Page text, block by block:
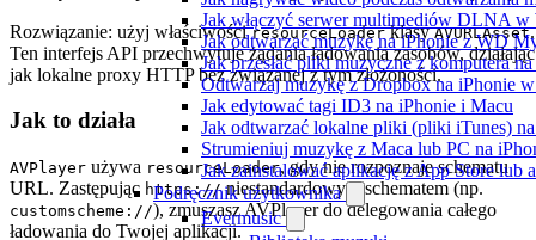
Jak włączyć serwer multimediów DLNA
Jak odtwarzać muzykę na iPhonie z WD
Jak przesłać pliki muzyczne z komputera
Odtwarzaj muzykę z Dropbox na iPhonie
Jak edytować tagi ID3 na iPhonie i Macu
Jak odtwarzać lokalne pliki (pliki iTunes)
Strumieniuj muzykę z Maca lub PC na
Jak zainstalować aplikację z App Store
Podręcznik użytkownika
Evermusic
Rozwiązanie: użyj właściwościresourceLoaderklasyAVURLAsset.
Ten interfejs API przechwytuje żądania ładowania zasobów, działając
jak lokalne proxy HTTP bez związanej z tym złożoności.
Jak to działa
AVPlayer używa resourceLoader, gdy nie rozpoznaje schematu
URL. Zastępując https://niestandardowym schematem (np.
customscheme://), zmuszasz AVPlayer do delegowania całego
ładowania do Twojej aplikacji.